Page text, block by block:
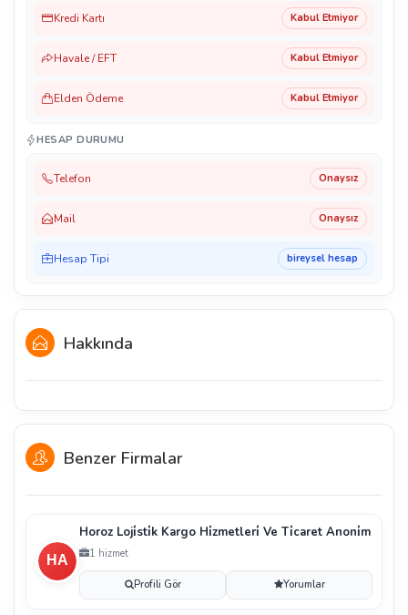
Kredi Kartı Kabul Etmiyor
Havale / EFT Kabul Etmiyor
Elden Ödeme Kabul Etmiyor
HESAP DURUMU
Telefon Onaysız
Mail Onaysız
Hesap Tipi bireysel hesap
Hakkında
Benzer Firmalar
Horoz Loji̇sti̇k Kargo Hi̇zmetleri̇ Ve Ti̇caret Anoni̇m
1 hizmet
Profili Gör Yorumlar